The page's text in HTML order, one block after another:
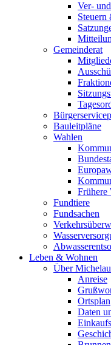
Ver-
Steuern
Gemeinderat
Bauleitpläne
Wahlen
Frühere
Fundtiere
Fundsachen
Leben & Wohnen
Über Michelau
Anreise
Ortsplan
Daten